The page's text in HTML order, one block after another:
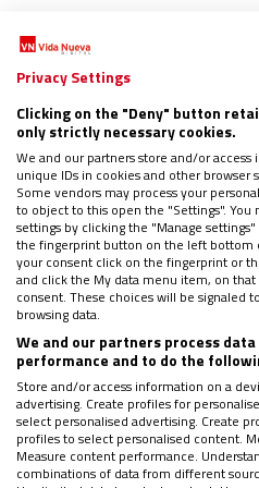
Los coordinadores
Benjamín Bravo y Trinidad
la pena involucrarse y
aunque no nos abran las
frutos en todos los
ParaAníbal Cousiño y
Viviendas: “nunca
trabajar porun Chile más
humano”.
Que duela la pobreza
En la ceremonia del envío
Católica,Ignacio Sánchez
Privacy Settings
Clicking on the "Deny" button
only strictly necessary cookies.
We and our partners store and/or
unique IDs in cookies and other browser
Some vendors may process your
to object to this open the "Settings". You
settings by clicking the "Manage
the fingerprint button on the left bottom
your consent click on the fingerprint or
and click the My data menu item, on
consent. These choices will be signaled
browsing data.
We and our partners process
performance and to do the
Store and/or access information on a
advertising. Create profiles for
select personalised advertising. Create
profiles to select personalised content.
Measure content performance.
combinations of data from different